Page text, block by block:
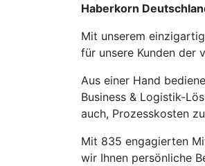
Haberkorn
Mit unserem
für unsere Kunden der
Aus einer Hand
Business & Logistik-
auch, Prozesskosten
Mit 835 engagierten
wir Ihnen persönliche